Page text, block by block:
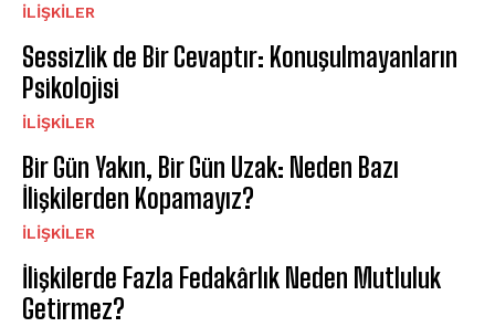
İLIŞKILER
Sessizlik de Bir Cevaptır: Konuşulmayanların
Psikolojisi
İLIŞKILER
Bir Gün Yakın, Bir Gün Uzak: Neden Bazı
İlişkilerden Kopamayız?
İLIŞKILER
İlişkilerde Fazla Fedakârlık Neden Mutluluk
Getirmez?